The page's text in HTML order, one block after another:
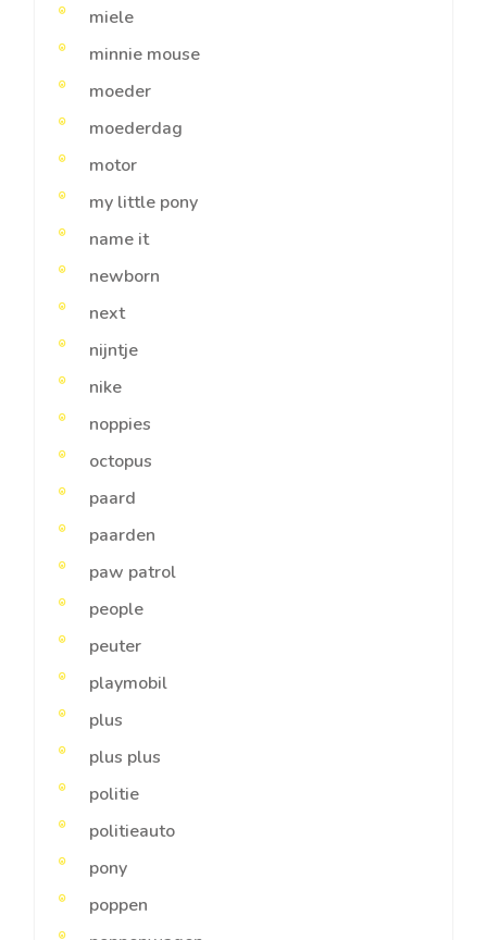
miele
minnie mouse
moeder
moederdag
motor
my little pony
name it
newborn
next
nijntje
nike
noppies
octopus
paard
paarden
paw patrol
people
peuter
playmobil
plus
plus plus
politie
politieauto
pony
poppen